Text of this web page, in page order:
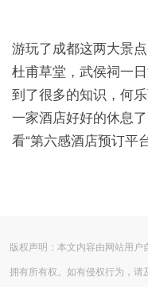
游玩了成都这两大景
杜甫草堂，武侯祠一
到了很多的知识，何
一家酒店好好的休息
看“第六感酒店预订平台
版权声明：本文内容由网站用
拥有所有权。如有侵权行为，请